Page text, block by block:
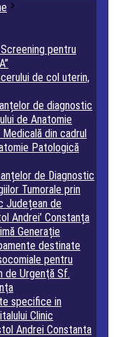
pentru
de col uterin,
de diagnostic
de Anatomie
din cadrul
Patologică
de Diagnostic
Tumorale prin
Județean de
Andrei’ Constanța
Generație
destinate
pentru
de Urgenţă Sf.
specifice in
Clinic
Andrei Constanta